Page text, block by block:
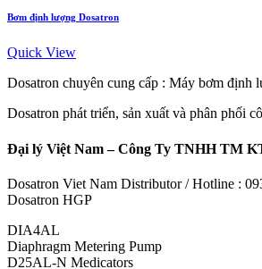
Bơm định lượng Dosatron
Quick View
Dosatron chuyên cung cấp : Máy bơm định
Dosatron phát triển, sản xuất và phân phối
Đại lý Việt Nam – Công Ty TNHH TM
Dosatron Viet Nam Distributor / Hotline :
Dosatron HGP
DIA4AL
Diaphragm Metering Pump
D25AL-N Medicators